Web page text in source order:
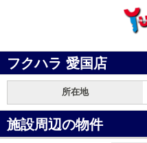
フクハラ 愛国店
所在地
施設周辺の物件